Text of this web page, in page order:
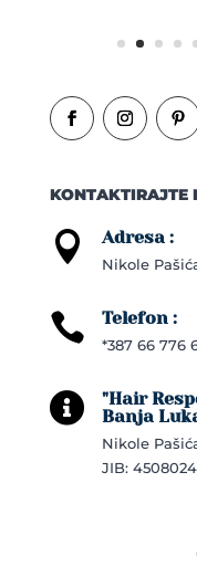
KONTAKTIRAJTE
 Adresa :
Nikole
 Telefon :
*387 66 776

"Hair
Banja
Nikole
JIB: